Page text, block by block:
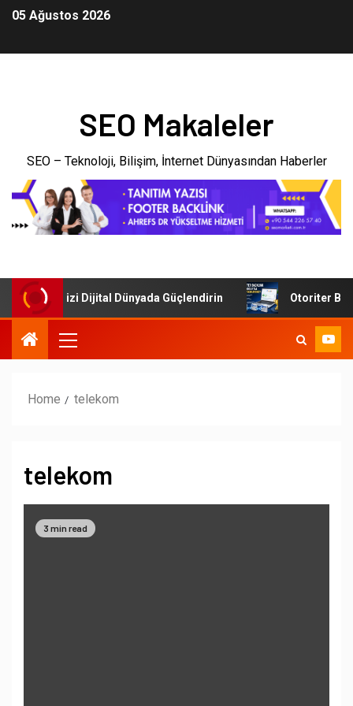
05 Ağustos 2026
SEO Makaleler
SEO – Teknoloji, Bilişim, İnternet Dünyasından Haberler
İşletmenizi Dijital Dünyada Güçlendirin Otoriter
Home telekom
telekom
3 min read